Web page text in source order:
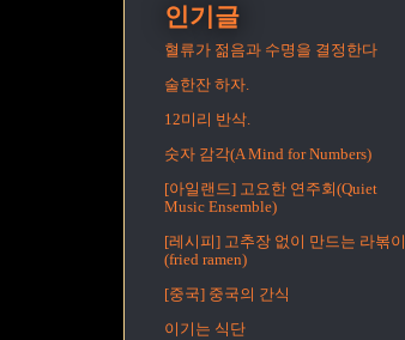
인기글
혈류가 젊음과 수명을 결정한다
술한잔 하자.
12미리 반삭.
숫자 감각(A Mind for Numbers)
[아일랜드] 고요한 연주회(Quiet
Music Ensemble)
[레시피] 고추장 없이 만드는 라볶이
(fried ramen)
[중국] 중국의 간식
이기는 식단